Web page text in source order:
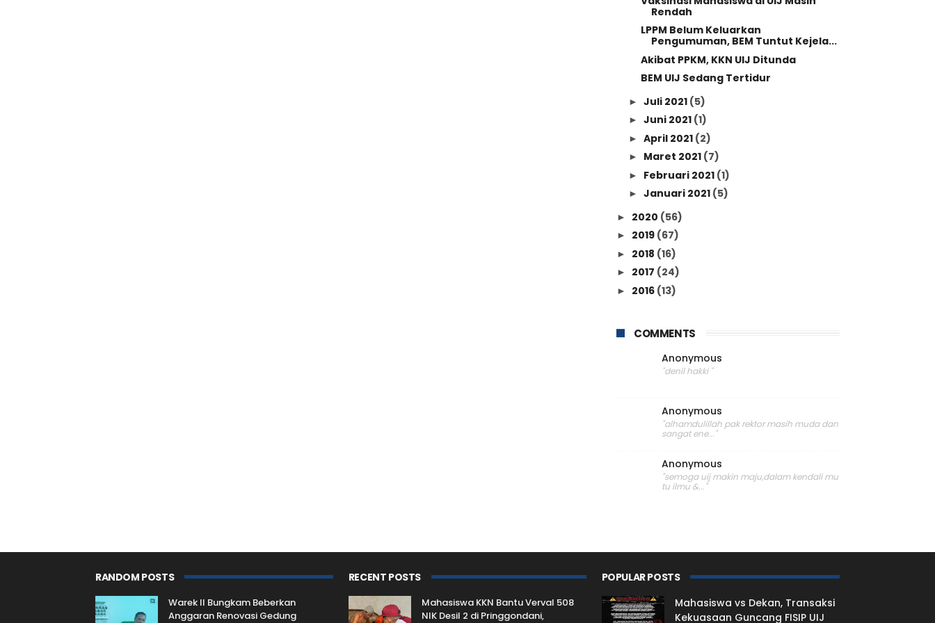
Rendah
LPPM Belum Keluarkan
Pengumuman, BEM Tuntut Kejela...
Akibat PPKM, KKN UIJ Ditunda
BEM UIJ Sedang Tertidur
► Juli 2021 (5)
► Juni 2021 (1)
► April 2021 (2)
► Maret 2021 (7)
► Februari 2021 (1)
► Januari 2021 (5)
► 2020 (56)
► 2019 (67)
► 2018 (16)
► 2017 (24)
► 2016 (13)
COMMENTS
Anonymous
"denil hakki "
Anonymous
"alhamdulillah pak rektor masih muda dan
sangat ene..."
Anonymous
"semoga uij makin maju,dalam kendali mu
tu ilmu &..."
RANDOM POSTS
Warek II Bungkam Beberkan
Anggaran Renovasi Gedung
RECENT POSTS
Mahasiswa KKN Bantu Verval 508
NIK Desil 2 di Pringgondani,
POPULAR POSTS
Mahasiswa vs Dekan, Transaksi
Kekuasaan Guncang FISIP UIJ